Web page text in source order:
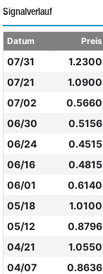
Signalverlauf
Datum Preis
07/31 1.2300
07/21
1.0900
07/02
0.5660
06/30
0.5156
06/24
0.4515
06/16
0.4815
06/01
0.6140
05/18
1.0100
05/12
0.8796
04/21
1.0550
04/07
0.8636